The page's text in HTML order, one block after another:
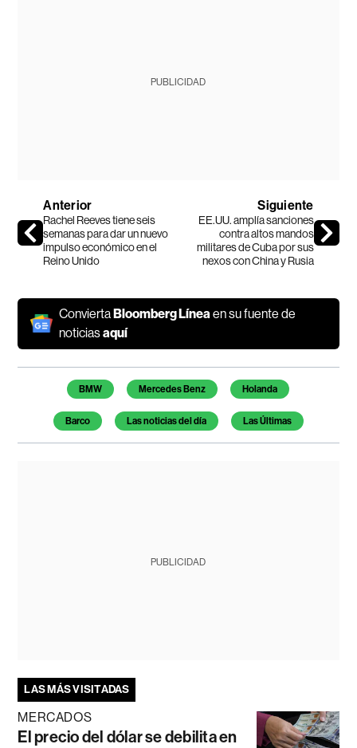
PUBLICIDAD
Anterior
Rachel Reeves tiene seis
semanas para dar un nuevo
impulso económico en el
Reino Unido
Siguiente
EE.UU. amplía sanciones
contra altos mandos
militares de Cuba por sus
nexos con China y Rusia
ConviertaBloomberg Líneaen su fuente de
noticiasaquí
Temas de este artículo
BMW Mercedes Benz Holanda
Barco Las noticias del día Las Últimas
PUBLICIDAD
LAS MÁS VISITADAS
MERCADOS
El precio del dólar se debilita en